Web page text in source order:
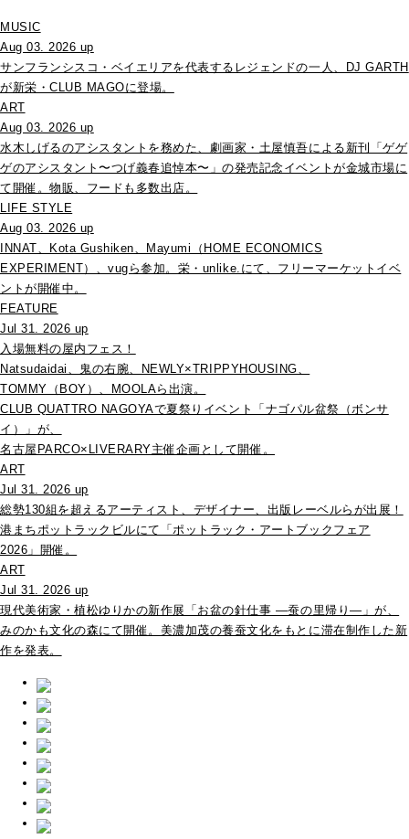
MUSIC
Aug 03. 2026 up
サンフランシスコ・ベイエリアを代表するレジェンドの一人、DJ GARTH
が新栄・CLUB MAGOに登場。
ART
Aug 03. 2026 up
水木しげるのアシスタントを務めた、劇画家・土屋慎吾による新刊「ゲゲ
ゲのアシスタント〜つげ義春追悼本〜」の発売記念イベントが金城市場に
て開催。物販、フードも多数出店。
LIFE STYLE
Aug 03. 2026 up
INNAT、Kota Gushiken、Mayumi（HOME ECONOMICS
EXPERIMENT）、vugら参加。栄・unlike.にて、フリーマーケットイベ
ントが開催中。
FEATURE
Jul 31. 2026 up
入場無料の屋内フェス！
Natsudaidai、鬼の右腕、NEWLY×TRIPPYHOUSING、
TOMMY（BOY）、MOOLAら出演。
CLUB QUATTRO NAGOYAで夏祭りイベント「ナゴパル盆祭（ボンサ
イ）」が、
名古屋PARCO×LIVERARY主催企画として開催。
ART
Jul 31. 2026 up
総勢130組を超えるアーティスト、デザイナー、出版レーベルらが出展！
港まちポットラックビルにて「ポットラック・アートブックフェア
2026」開催。
ART
Jul 31. 2026 up
現代美術家・植松ゆりかの新作展「お盆の針仕事 ―蚕の里帰り―」が、
みのかも文化の森にて開催。美濃加茂の養蚕文化をもとに滞在制作した新
作を発表。